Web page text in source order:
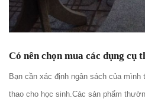
Có nên chọn mua các dụng cụ
Bạn cần xác định ngân sách của
thao cho học sinh.Các sản phẩm